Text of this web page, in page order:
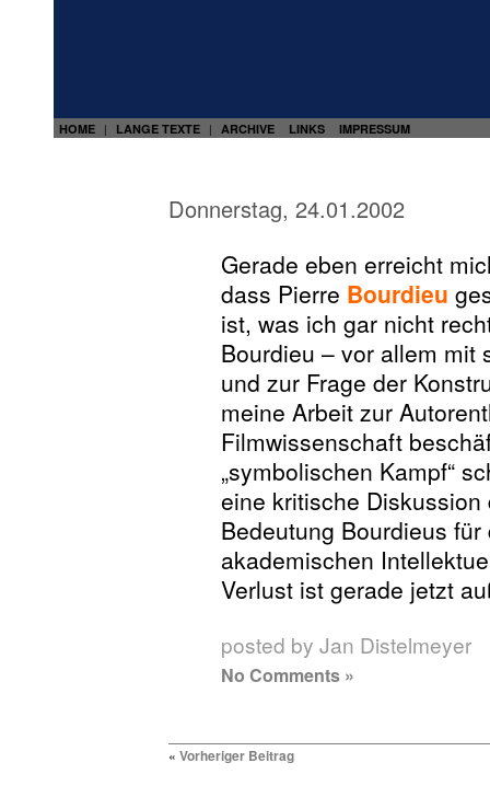
HOME | LANGE TEXTE | ARCHIVE LINKS IMPRESSUM
Donnerstag, 24.01.2002
Gerade eben erreicht
dass Pierre Bourdieu
ist, was ich gar nicht
Bourdieu – vor allem mit
und zur Frage der
meine Arbeit zur
Filmwissenschaft
„symbolischen Kampf“
eine kritische
Bedeutung Bourdieus
akademischen
Verlust ist gerade jetzt
posted by Jan Distelmeyer
No Comments »
« Vorheriger Beitrag